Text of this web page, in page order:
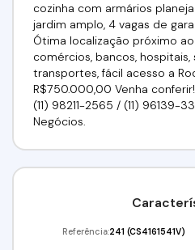
cozinha com armários
jardim amplo, 4 vagas de
Ótima localização próximo
comércios, bancos,
transportes, fácil acesso a
R$750.000,00 Venha
(11) 98211-2565 / (11) 96139-
Negócios.
Referência:241 (CS4161541V)